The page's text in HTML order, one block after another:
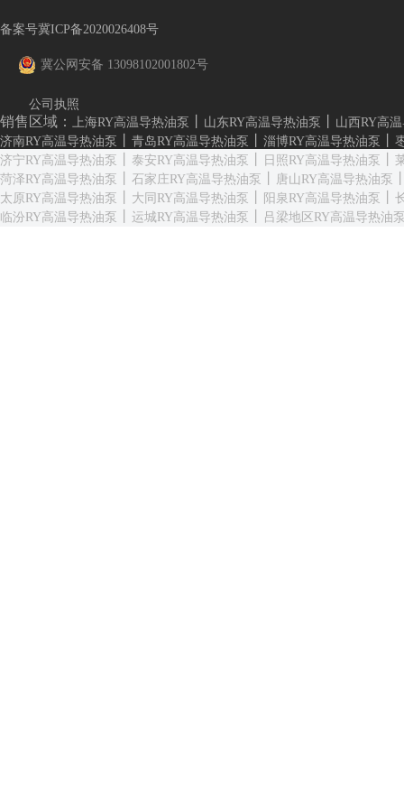
备案号冀ICP备2020026408号
冀公网安备 13098102001802号
公司执照
销售区域： 上海RY高温导热油泵 山东RY高温导热油泵
山西RY高
济南RY高温导热油泵
青岛RY高温导热油泵 淄博RY高温导热油泵
济宁RY高温导热油泵
泰安RY高温导热油泵 日照RY高温导热油泵
菏泽RY高温导热油泵
石家庄RY高温导热油泵 唐山RY高温导热油泵
太原RY高温导热油泵 大同RY高温导热油泵 阳泉RY高温导热油泵
临汾RY高温导热油泵
运城RY高温导热油泵 吕梁地区RY高温导热油